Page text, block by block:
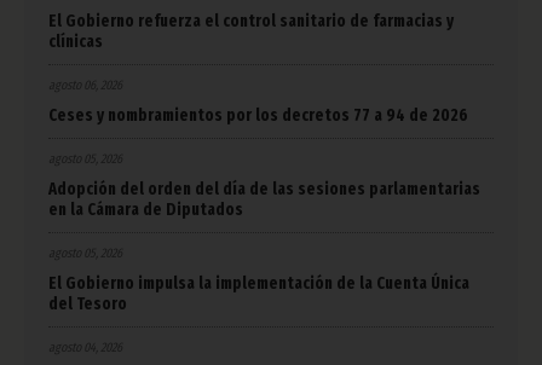
El Gobierno refuerza el control sanitario de farmacias y
clínicas
agosto 06, 2026
Ceses y nombramientos por los decretos 77 a 94 de 2026
agosto 05, 2026
Adopción del orden del día de las sesiones parlamentarias
en la Cámara de Diputados
agosto 05, 2026
El Gobierno impulsa la implementación de la Cuenta Única
del Tesoro
agosto 04, 2026